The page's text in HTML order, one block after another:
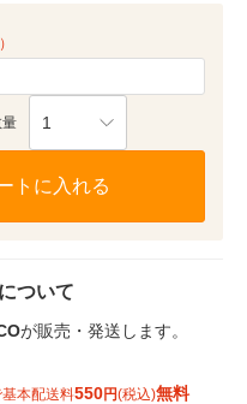
1
トに入れる
ついて
が販売・発送します。
本配送料550円(税込)無料